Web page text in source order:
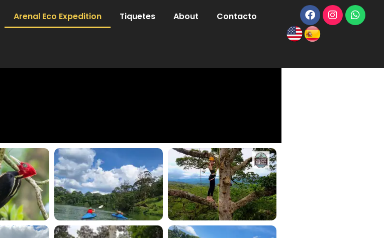
Arenal Eco Expedition Tiquetes About Contacto